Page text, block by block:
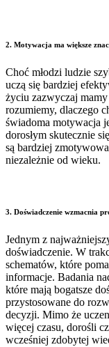
2. Motywacja ma większe
Choć młodzi ludzie
uczą się bardziej
życiu zazwyczaj
rozumiemy, dlaczego
świadoma motywacja
dorosłym skutecznie
są bardziej
niezależnie od wieku.
3. Doświadczenie wzmacnia
Jednym z
doświadczenie. W
schematów, które
informacje. Badania
które mają bogatsze
przystosowane do
decyzji. Mimo że
więcej czasu, dorośli
wcześniej zdobytej